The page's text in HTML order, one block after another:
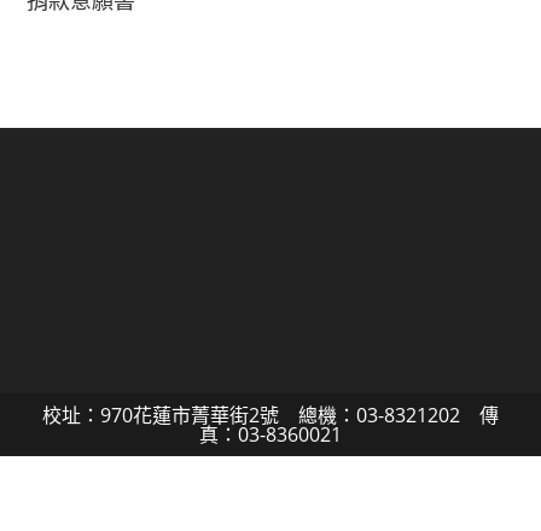
校址：970花蓮市菁華街2號 總機：03-8321202 傳
真：03-8360021